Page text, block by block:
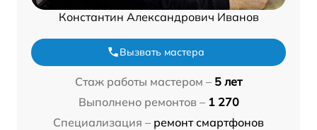
Константин Александрович Иванов
Вызвать мастера
Стаж работы мастером – 5 лет
Выполнено ремонтов – 1 270
Специализация – ремонт смартфонов